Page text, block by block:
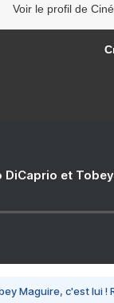
Voir le profil de
DiCaprio et
Maguire, c'est lui !